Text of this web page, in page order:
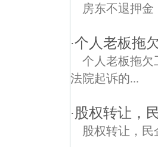
房东不退押金
·个人老板拖
个人老板拖
法院起诉的...
·股权转让，
股权转让，